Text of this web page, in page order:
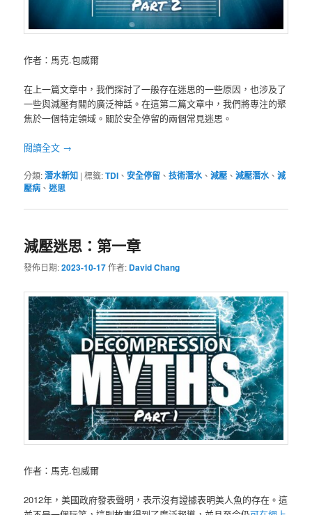
作者：馬克.包威爾
在上一篇文章中，我們探討了一般存在迷思的一些原因，也涉及了
一些與減壓有關的廣泛神話。在這第二篇文章中，我們將專注的聚
焦於一個特定領域。關於安全停留的兩個常見迷思。
閱讀全文 →
分類:潛水新知 |標籤:TDI 、安全停留 、技術潛水、減壓 、減壓潛水、減
壓病 、迷思
減壓迷思：第一章
發佈日期:2023-10-17作者: David Chang
作者：馬克.包威爾
2012年，美國政府發表聲明，表示沒有證據表明美人魚的存在。這